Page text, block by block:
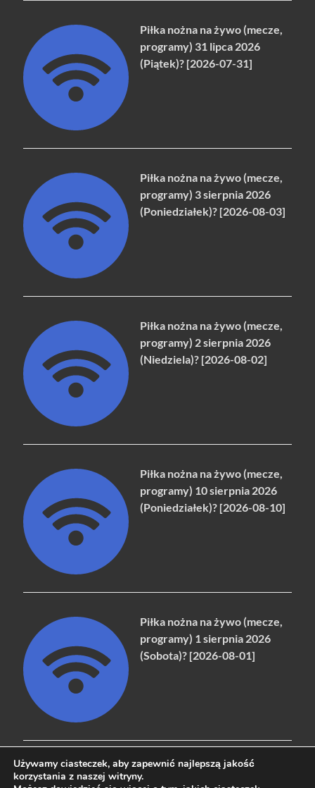
Piłka nożna na żywo (mecze,
programy) 31 lipca 2026
(Piątek)? [2026-07-31]
Piłka nożna na żywo (mecze,
programy) 3 sierpnia 2026
(Poniedziałek)? [2026-08-03]
Piłka nożna na żywo (mecze,
programy) 2 sierpnia 2026
(Niedziela)? [2026-08-02]
Piłka nożna na żywo (mecze,
programy) 10 sierpnia 2026
(Poniedziałek)? [2026-08-10]
Piłka nożna na żywo (mecze,
programy) 1 sierpnia 2026
(Sobota)? [2026-08-01]
Używamy ciasteczek, aby zapewnić najlepszą jakość
korzystania z naszej witryny.